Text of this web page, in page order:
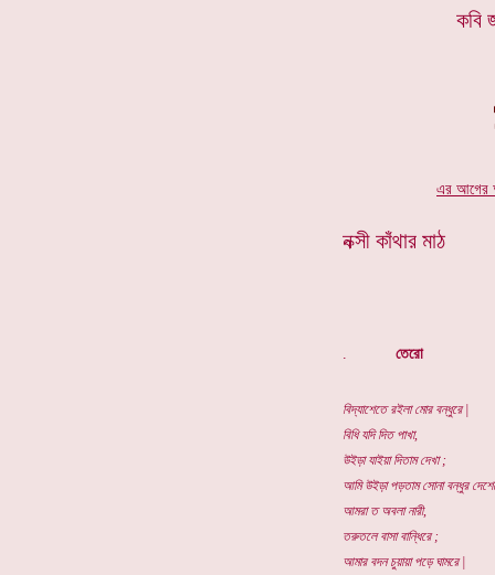
কবি
এর আগের
নক্সী কাঁথার মাঠ
. তেরো
বিদ্যাশেতে রইলা মোর বন্ধুরে |
বিধি যদি দিত পাখা,
উইড়া যাইয়া দিতাম দেখা ;
আমি উইড়া পড়তাম সোনা বন্ধুর
আমরা ত অবলা নারী,
তরুতলে বাসা বান্ধিরে ;
আমার বদন চুয়ায়া পড়ে ঘামরে |